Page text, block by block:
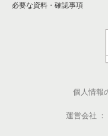
必要な資料・確認事項
個人情報
運営会社